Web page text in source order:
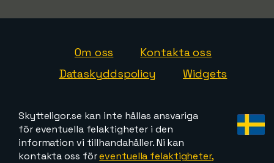
Om oss
Kontakta oss
Dataskyddspolicy
Widgets
Skytteligor.se kan inte hållas ansvariga
för eventuella felaktigheter i den
information vi tillhandahåller. Ni kan
kontakta oss föreventuella felaktigheter,